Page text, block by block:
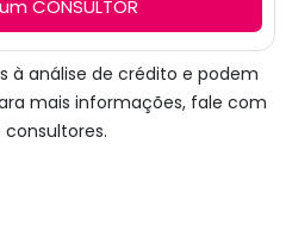
CONSULTOR
à análise de crédito e podem
mais informações, fale com
consultores.